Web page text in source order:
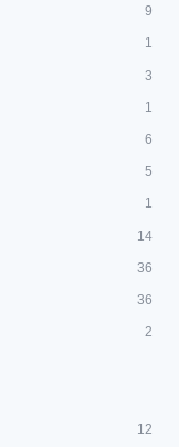
9
1
3
1
6
5
1
14
36
36
2
12